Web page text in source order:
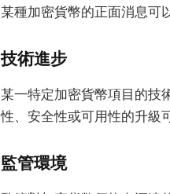
某種加密貨幣的正面消息可
技術進步
某一特定加密貨幣項目的技
性、安全性或可用性的升級
監管環境